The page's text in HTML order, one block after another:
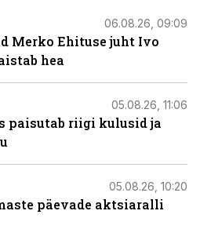
06.08.26, 09:09
Merko Ehituse juht Ivo
hea
05.08.26, 11:06
paisutab riigi kulusid ja
05.08.26, 10:20
päevade aktsiaralli